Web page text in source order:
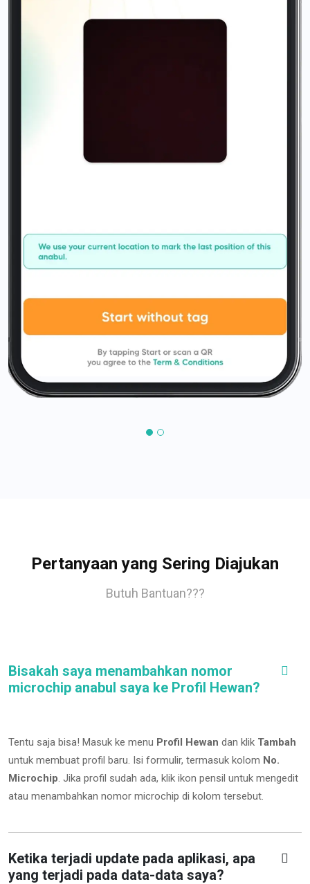
Pertanyaan yang Sering Diajukan
Butuh Bantuan???
Bisakah saya menambahkan nomor
microchip anabul saya ke Profil Hewan?
Tentu saja bisa! Masuk ke menu Profil Hewan dan klik Tambah
untuk membuat profil baru. Isi formulir, termasuk kolom No.
Microchip. Jika profil sudah ada, klik ikon pensil untuk mengedit
atau menambahkan nomor microchip di kolom tersebut.
Ketika terjadi update pada aplikasi, apa
yang terjadi pada data-data saya?